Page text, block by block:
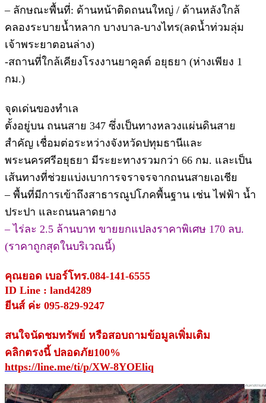
– ลักษณะพื้นที่: ด้านหน้าติดถนนใหญ่ / ด้านหลังใกล้
คลองระบายน้ำหลาก บางบาล-บางไทร(ลดน้ำท่วมลุ่ม
เจ้าพระยาตอนล่าง)
-สถานที่ใกล้เคียงโรงงานยาคูลต์ อยุธยา (ห่างเพียง 1
กม.)
จุดเด่นของทำเล
ตั้งอยู่บน ถนนสาย 347 ซึ่งเป็นทางหลวงแผ่นดินสาย
สำคัญ เชื่อมต่อระหว่างจังหวัดปทุมธานีและ
พระนครศรีอยุธยา มีระยะทางรวมกว่า 66 กม. และเป็น
เส้นทางที่ช่วยแบ่งเบาการจราจรจากถนนสายเอเชีย
– พื้นที่มีการเข้าถึงสาธารณูปโภคพื้นฐาน เช่น ไฟฟ้า น้ำ
ประปา และถนนลาดยาง
– ไร่ละ 2.5 ล้านบาท ขายยกแปลงราคาพิเศษ 170 ลบ.
(ราคาถูกสุดในบริเวณนี้)
คุณยอด เบอร์โทร.084-141-6555
ID Line : land4289
ยีนส์ ค่ะ 095-829-9247
สนใจนัดชมทรัพย์ หรือสอบถามข้อมูลเพิ่มเติม
คลิกตรงนี้ ปลอดภัย100%
https://line.me/ti/p/XW-8YOEliq